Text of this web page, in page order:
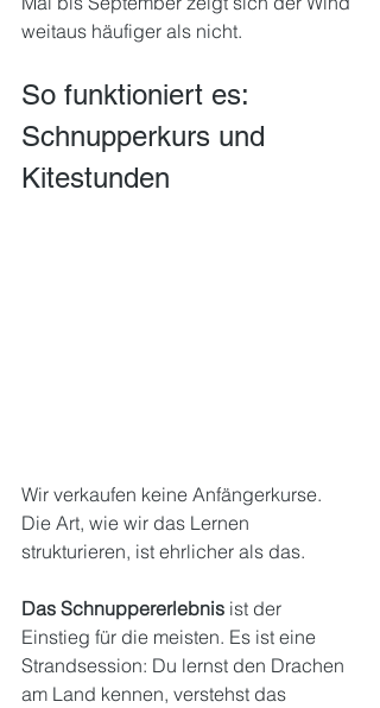
weitaus häufiger als nicht.
So funktioniert es:
Schnupperkurs und
Kitestunden
Wir verkaufen keine Anfängerkurse.
Die Art, wie wir das Lernen
strukturieren, ist ehrlicher als das.
Das Schnuppererlebnis ist der
Einstieg für die meisten. Es ist eine
Strandsession: Du lernst den Drachen
am Land kennen, verstehst das